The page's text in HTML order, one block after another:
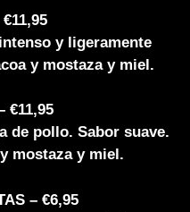
y ligeramente
y mostaza y miel.
€11,95
de pollo. Sabor suave.
mostaza y miel.
– €6,95